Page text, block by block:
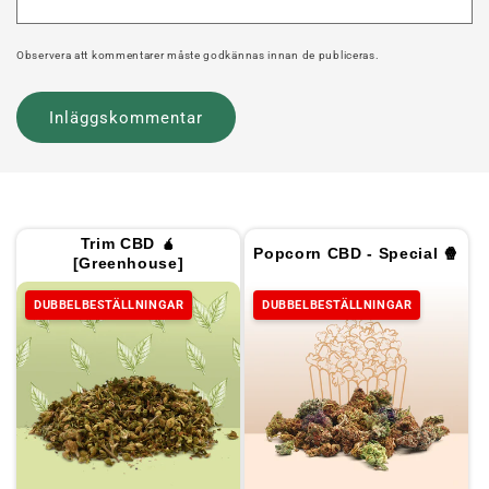
Observera att kommentarer måste godkännas innan de publiceras.
Trim CBD 🧉
[Greenhouse]
DUBBELBESTÄLLNINGAR
Popcorn CBD - Special 🍿
DUBBELBESTÄLLNINGAR